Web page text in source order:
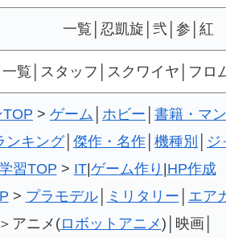
一覧│忍凱旋│弐│参│紅
一覧│スタッフ│スクワイヤ│フロ
> ゲーム ホビー 書籍・マ
ンキング│ 傑作・名作 機種別
ジ
習TOP > IT|ゲーム作り |HP作成
> プラモデル│ ミリタリー
エア
アニメ(ロボットアニメ)│映画│